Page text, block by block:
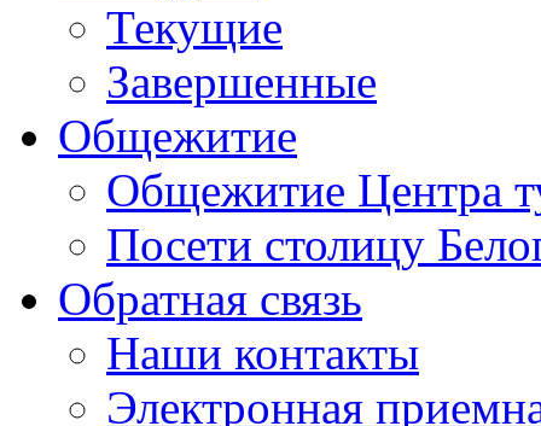
Текущие
Завершенные
Общежитие
Общежитие Центра
Посети столицу
Обратная связь
Наши контакты
Электронная